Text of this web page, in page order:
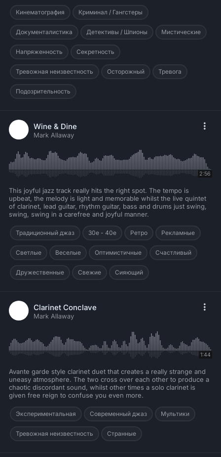
Кинематография Криминал / Гангстеры
Документалистика Детективы / Шпионы Мистические
Напряженность Секретность
Тревожная неизвестность Осторожный Тревога
Подозрительность
Wine & Dine
Mark Allaway
2:56
This joyful jazz track really hits the right spot. The tempo is
upbeat, the melody is light and memorable whilst the live quintet
of clarinet, lead guitar, rhythm guitar, bass and drums just swing,
swing, swing in a carefree and joyful manner.
Традиционный джаз 30е - 40е Ретро Рекламные
Светлые Веселые Оптимистичные Счастливый
Дружественные Свежие Сияющий
Clarinet Conclave
Mark Allaway
1:44
Avante garde style clarinet duet that creates a really strange and
uneasy atmosphere. The two cross over each other to produce a
chaotic discordant sound, whilst other times a solo clarinet is
given free reign to confuse you even more.
Экспериментальная Современный джаз Мультики
Тревожная неизвестность Странные